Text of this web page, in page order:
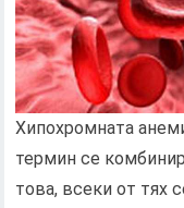
Хипохромната
термин се
това, всеки от тях